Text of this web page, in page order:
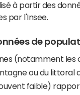
à partir des
par l'Insee.
de
(notamment les
ou du littoral
faible)